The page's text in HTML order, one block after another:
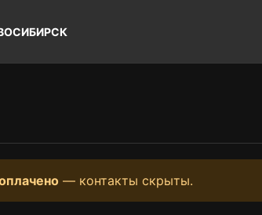
— контакты скрыты.